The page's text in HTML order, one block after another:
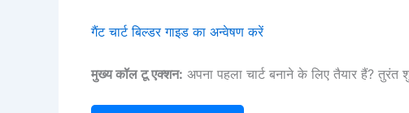
गैंट चार्ट बिल्डर गाइड का अन्वेषण करें
मुख्य कॉल टू एक्शन: अपना पहला चार्ट बनाने के लिए तैयार हैं?